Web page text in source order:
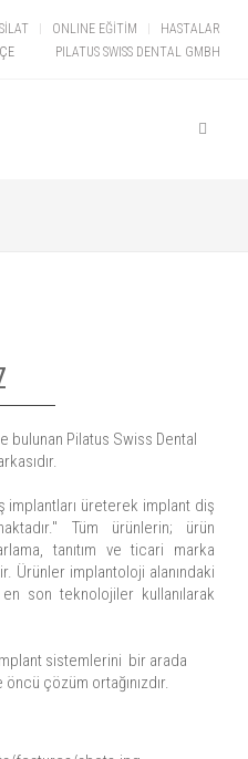
ONLINE EĞİTİM
HASTALAR
PILATUS SWISS DENTAL GMBH
bulunan Pilatus Swiss Dental
implantları üreterek implant diş
Tüm ürünlerin; ürün
tanıtım ve ticari marka
Ürünler implantoloji alanındaki
son teknolojiler kullanılarak
sistemlerini bir arada
çözüm ortağınızdır.